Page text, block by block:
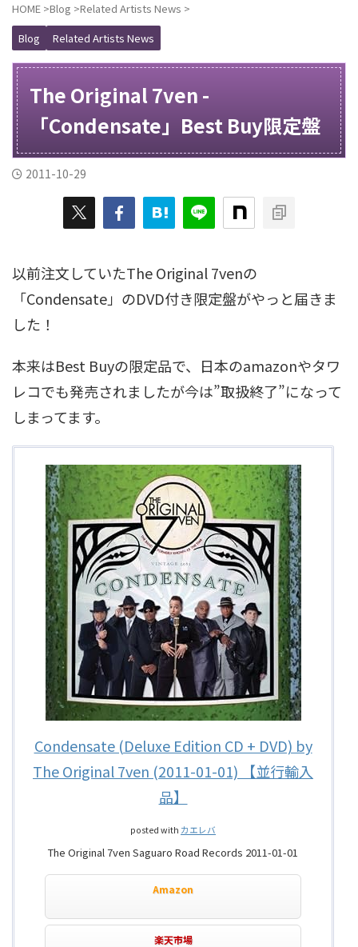
HOME >Blog >Related Artists News >
Blog
Related Artists News
The Original 7ven -
「Condensate」Best Buy限定盤
2011-10-29
以前注文していたThe Original 7venの
「Condensate」のDVD付き限定盤がやっと届きま
した！
本来はBest Buyの限定品で、日本のamazonやタワ
レコでも発売されましたが今は”取扱終了”になって
しまってます。
Condensate (Deluxe Edition CD + DVD) by
The Original 7ven (2011-01-01) 【並行輸入
品】
posted with カエレバ
The Original 7ven Saguaro Road Records 2011-01-01
Amazon
楽天市場